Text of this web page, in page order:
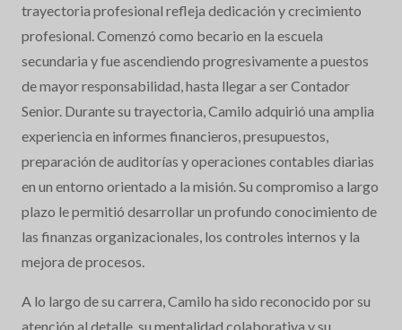
trayectoria profesional refleja dedicación y crecimiento
profesional. Comenzó como becario en la escuela
secundaria y fue ascendiendo progresivamente a puestos
de mayor responsabilidad, hasta llegar a ser Contador
Senior. Durante su trayectoria, Camilo adquirió una amplia
experiencia en informes financieros, presupuestos,
preparación de auditorías y operaciones contables diarias
en un entorno orientado a la misión. Su compromiso a largo
plazo le permitió desarrollar un profundo conocimiento de
las finanzas organizacionales, los controles internos y la
mejora de procesos.
A lo largo de su carrera, Camilo ha sido reconocido por su
atención al detalle, su mentalidad colaborativa y su